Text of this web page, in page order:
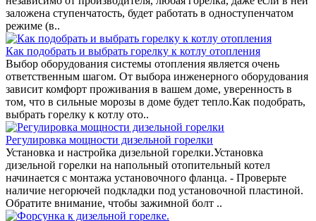
заложена ступенчатость, будет работать в одноступенчатом
режиме (в..
Как подобрать и выбрать горелку к котлу отопления
Выбор оборудования системы отопления является очень
ответственным шагом. От выбора инженерного оборудования
зависит комфорт проживания в вашем доме, уверенность в
том, что в сильные морозы в доме будет тепло.Как подобрать,
выбрать горелку к котлу ото..
Регулировка мощности дизельной горелки
Установка и настройка дизельной горелки.Установка
дизельной горелки на напольный отопительный котел
начинается с монтажа установочного фланца. - Проверьте
наличие негорючей подкладки под установочной пластиной.
Обратите внимание, чтобы зажимной болт ..